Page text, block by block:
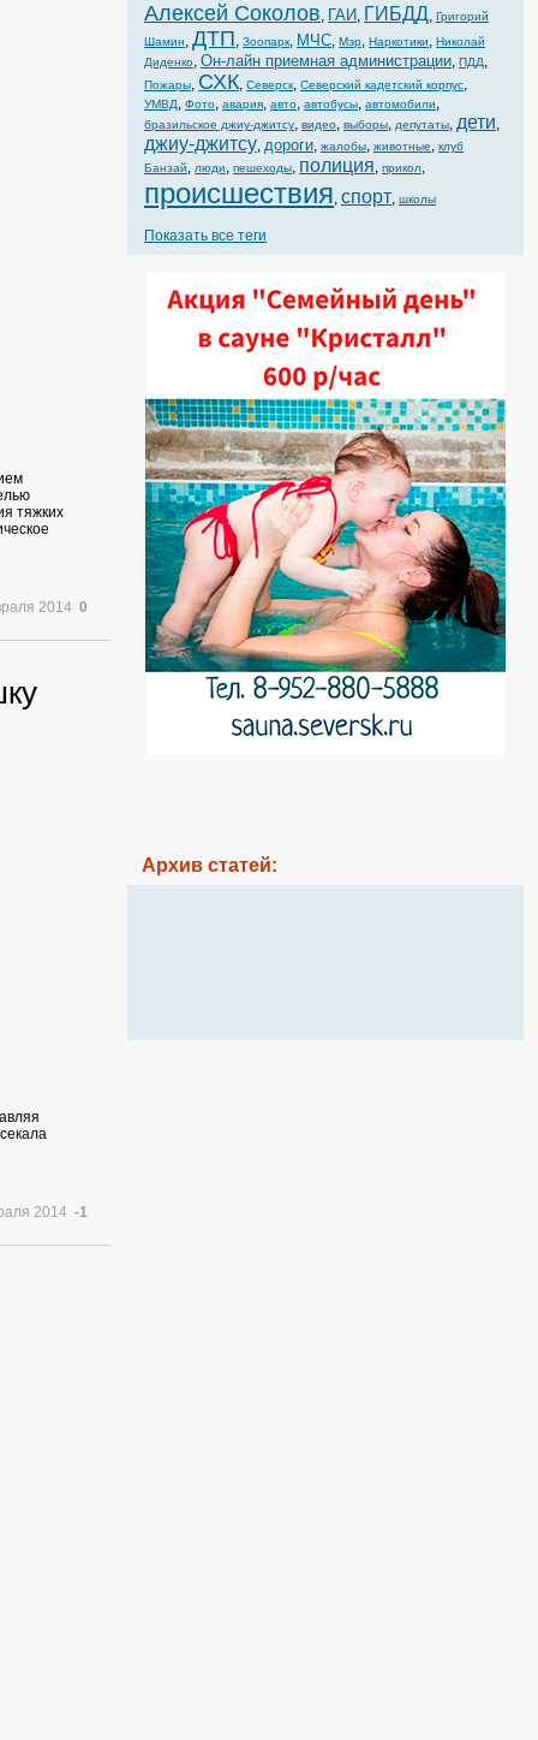
тяжких
2014 0
2014 -1
Алексей Соколов, ГАИ, ГИБДД, Григорий
Шамин, ДТП, Зоопарк, МЧС, Мэр, Наркотики, Николай
Диденко, Он-лайн приемная администрации, ПДД,
Пожары, СХК, Северск, Северский кадетский корпус,
УМВД, Фото, авария, авто, автобусы, автомобили,
бразильское джиу-джитсу, видео, выборы, депутаты, дети,
джиу-джитсу, дороги, жалобы, животные, клуб
Банзай, люди, пешеходы, полиция, прикол,
происшествия, спорт, школы
Показать все теги
Архив статей: